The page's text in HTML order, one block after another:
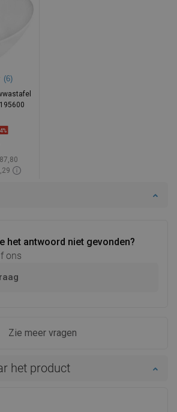
het antwoord niet gevonden?
ons
Zie meer vragen
het product
(6)